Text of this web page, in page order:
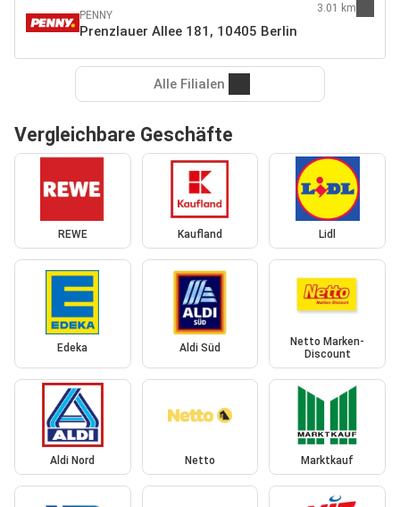
PENNY
Prenzlauer Allee 181, 10405 Berlin
3.01 km
Alle Filialen
Vergleichbare Geschäfte
REWE Kaufland Lidl
Edeka Aldi Süd
Netto Marken-
Discount
Aldi Nord Netto Marktkauf